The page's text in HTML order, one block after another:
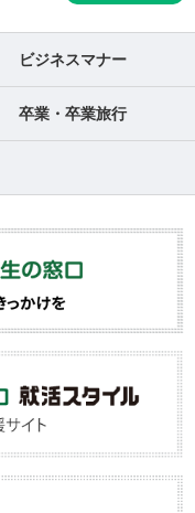
ビジネスマナー
卒業・卒業旅行